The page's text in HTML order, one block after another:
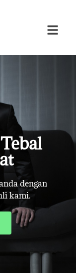
dengan
kami.